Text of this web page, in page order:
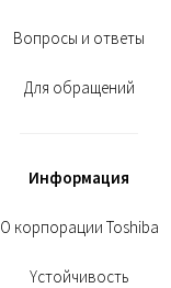
Вопросы и ответы
Для обращений
Информация
О корпорации Toshiba
Yстойчивость